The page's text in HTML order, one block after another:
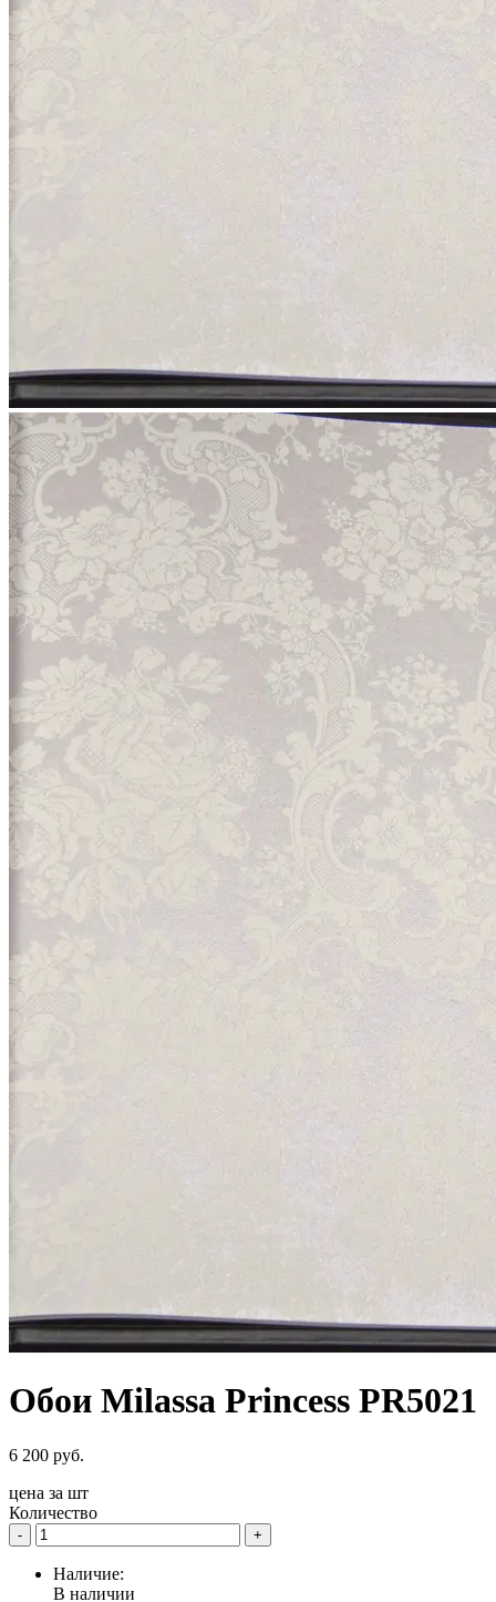
Обои Milassa Princess PR5021
6 200 руб.
цена за шт
Количество
- +
Наличие:
В наличии